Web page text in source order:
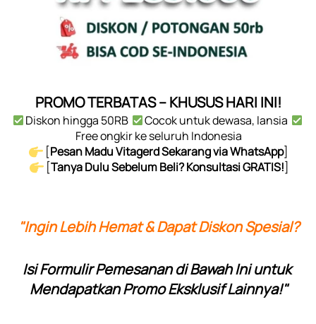
PROMO TERBATAS – KHUSUS HARI INI!
Diskon hingga 50RB
Cocok untuk dewasa, lansia
Free ongkir ke seluruh Indonesia
[Pesan Madu Vitagerd Sekarang via WhatsApp]
[Tanya Dulu Sebelum Beli? Konsultasi GRATIS!]
"Ingin Lebih Hemat & Dapat Diskon Spesial?
Isi Formulir Pemesanan di Bawah Ini untuk
Mendapatkan Promo Eksklusif Lainnya!"